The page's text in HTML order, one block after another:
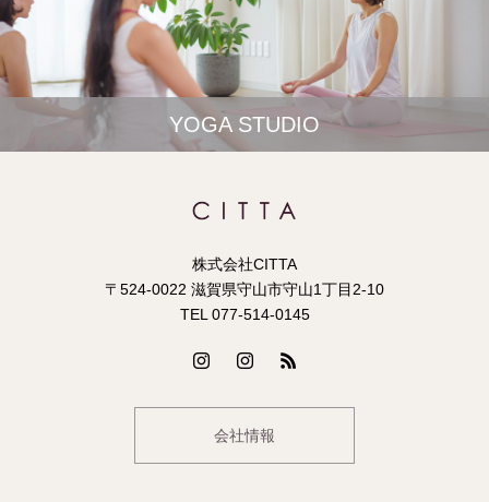
YOGA STUDIO
株式会社CITTA
〒524-0022 滋賀県守山市守山1丁目2-10
TEL 077-514-0145
会社情報